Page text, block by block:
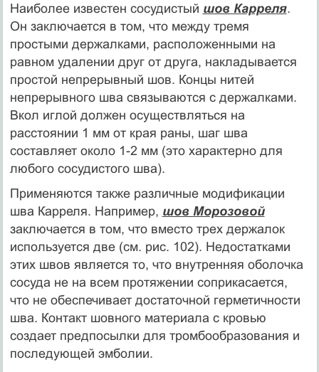
Наиболее известен сосудистый шов Карреля.
Он заключается в том, что между тремя
простыми держалками, расположенными на
равном удалении друг от друга, накладывается
простой непрерывный шов. Концы нитей
непрерывного шва связываются с держалками.
Вкол иглой должен осуществляться на
расстоянии 1 мм от края раны, шаг шва
составляет около 1-2 мм (это характерно для
любого сосудистого шва).
Применяются также различные модификации
шва Карреля. Например, шов Морозовой
заключается в том, что вместо трех держалок
используется две (см. рис. 102). Недостатками
этих швов является то, что внутренняя оболочка
сосуда не на всем протяжении соприкасается,
что не обеспечивает достаточной герметичности
шва. Контакт шовного материала с кровью
создает предпосылки для тромбообразования и
последующей эмболии.